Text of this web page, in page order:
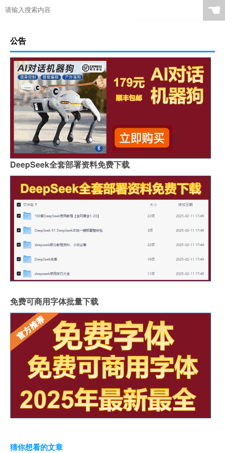
☚
公告
DeepSeek全套部署资料免费下载
免费可商用字体批量下载
猜你想看的文章